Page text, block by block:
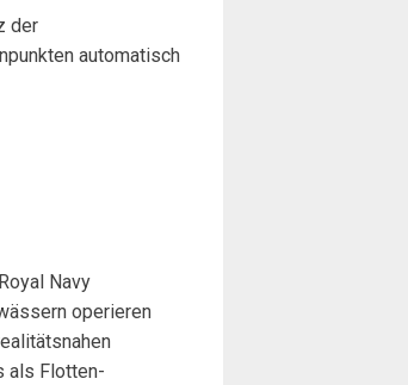
der
automatisch
Navy
operieren
als Flotten-